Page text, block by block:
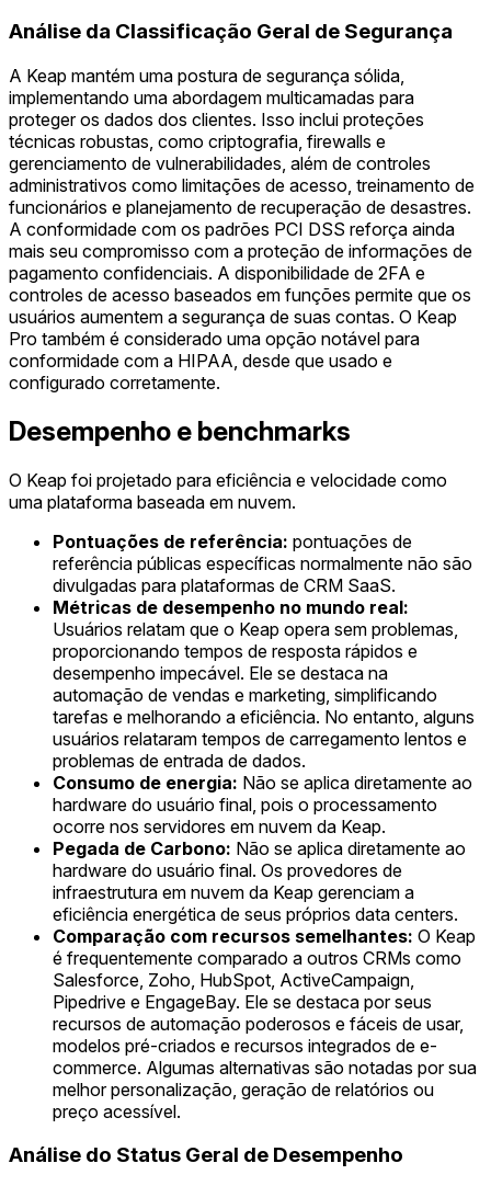
Análise da Classificação Geral de Segurança
A Keap mantém uma postura de segurança sólida,
implementando uma abordagem multicamadas para
proteger os dados dos clientes. Isso inclui proteções
técnicas robustas, como criptografia, firewalls e
gerenciamento de vulnerabilidades, além de controles
administrativos como limitações de acesso, treinamento de
funcionários e planejamento de recuperação de desastres.
A conformidade com os padrões PCI DSS reforça ainda
mais seu compromisso com a proteção de informações de
pagamento confidenciais. A disponibilidade de 2FA e
controles de acesso baseados em funções permite que os
usuários aumentem a segurança de suas contas. O Keap
Pro também é considerado uma opção notável para
conformidade com a HIPAA, desde que usado e
configurado corretamente.
Desempenho e benchmarks
O Keap foi projetado para eficiência e velocidade como
uma plataforma baseada em nuvem.
Pontuações de referência: pontuações de
referência públicas específicas normalmente não são
divulgadas para plataformas de CRM SaaS.
Métricas de desempenho no mundo real:
Usuários relatam que o Keap opera sem problemas,
proporcionando tempos de resposta rápidos e
desempenho impecável. Ele se destaca na
automação de vendas e marketing, simplificando
tarefas e melhorando a eficiência. No entanto, alguns
usuários relataram tempos de carregamento lentos e
problemas de entrada de dados.
Consumo de energia: Não se aplica diretamente ao
hardware do usuário final, pois o processamento
ocorre nos servidores em nuvem da Keap.
Pegada de Carbono: Não se aplica diretamente ao
hardware do usuário final. Os provedores de
infraestrutura em nuvem da Keap gerenciam a
eficiência energética de seus próprios data centers.
Comparação com recursos semelhantes: O Keap
é frequentemente comparado a outros CRMs como
Salesforce, Zoho, HubSpot, ActiveCampaign,
Pipedrive e EngageBay. Ele se destaca por seus
recursos de automação poderosos e fáceis de usar,
modelos pré-criados e recursos integrados de e-
commerce. Algumas alternativas são notadas por sua
melhor personalização, geração de relatórios ou
preço acessível.
Análise do Status Geral de Desempenho